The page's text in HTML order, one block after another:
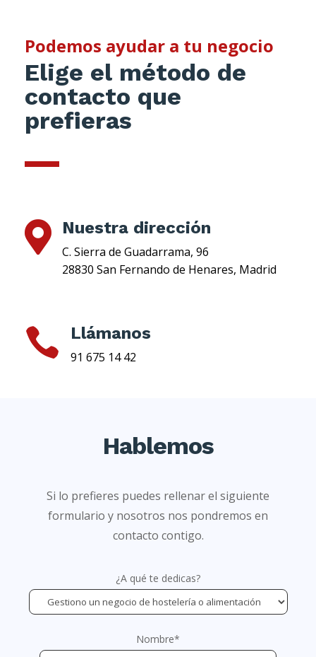
Podemos ayudar a tu negocio
Elige el método de
contacto que
prefieras
 Nuestra dirección
C. Sierra de Guadarrama, 96
28830 San Fernando de Henares, Madrid
 Llámanos
91 675 14 42
Hablemos
Si lo prefieres puedes rellenar el siguiente
formulario y nosotros nos pondremos en
contacto contigo.
¿A qué te dedicas?
Nombre*